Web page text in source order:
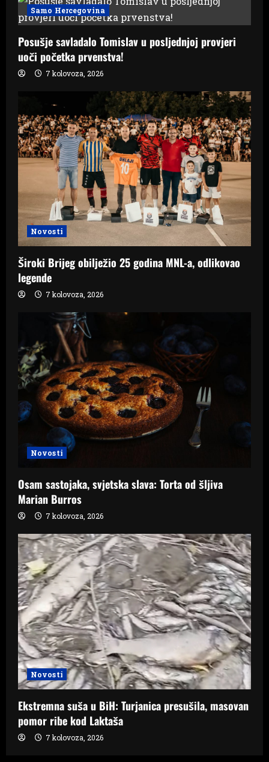
Samo Hercegovina
Posušje savladalo Tomislav u posljednjoj provjeri
uoči početka prvenstva!
7 kolovoza, 2026
Novosti
Široki Brijeg obilježio 25 godina MNL-a, odlikovao
legende
7 kolovoza, 2026
Novosti
Osam sastojaka, svjetska slava: Torta od šljiva
Marian Burros
7 kolovoza, 2026
Novosti
Ekstremna suša u BiH: Turjanica presušila, masovan
pomor ribe kod Laktaša
7 kolovoza, 2026